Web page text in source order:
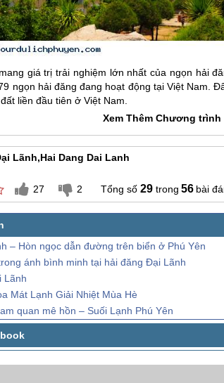
giá trị trải nghiệm lớn nhất của ngọn hải
ngọn hải đăng đang hoạt động tại Việt Nam.
liền đầu tiên ở Việt Nam.
Xem Thêm Chương trình
Lãnh,Hai Dang Dai Lanh
27 2 29 56 bài
– Hòn ngọc dẫn đường trên biển ở Phú Yên
ánh bình minh tại hải đăng Đại Lãnh
Lãnh
Mát Lạnh Giải Nhiệt Mùa Hè
quan mê hồn – Suối Lạnh Phú Yên